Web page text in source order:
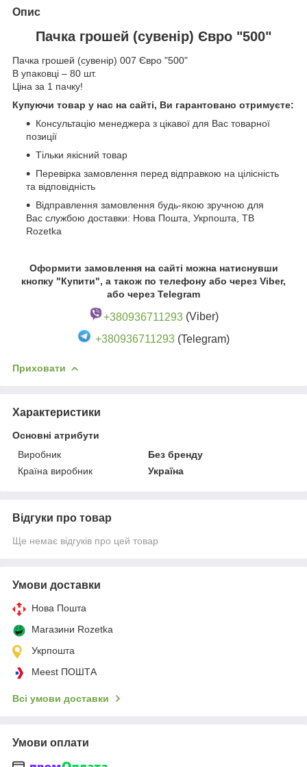
Опис
Пачка грошей (сувенір) Євро "500"
Пачка грошей (сувенір) 007 Євро "500"
В упаковці – 80 шт.
Ціна за 1 пачку!
Купуючи товар у нас на сайті, Ви гарантовано отримуєте:
Консультацію менеджера з цікавої для Вас товарної
позиції
Тільки якісний товар
Перевірка замовлення перед відправкою на цілісність
та відповідність
Відправлення замовлення будь-якою зручною для
Вас службою доставки: Нова Пошта, Укрпошта, ТВ
Rozetka
Оформити замовлення на сайті можна натиснувши
кнопку "Купити", а також по телефону або через Viber,
або через Telegram
+380936711293(Viber)
+380936711293 (Telegram)
Приховати
Характеристики
Основні атрибути
Виробник
Без бренду
Країна виробник
Україна
Відгуки про товар
Ще немає відгуків про цей товар
Умови доставки
Нова Пошта
Магазини Rozetka
Укрпошта
Meest ПОШТА
Всі умови доставки
Умови оплати